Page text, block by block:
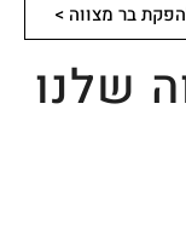
בר מצווה >
שלנו